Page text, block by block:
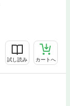
試し読み カートへ